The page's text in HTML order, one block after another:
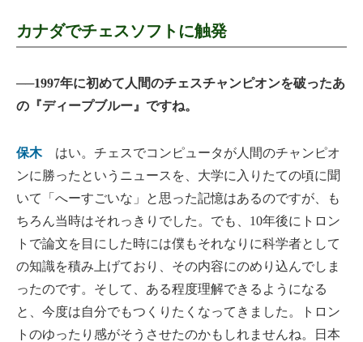
カナダでチェスソフトに触発
──1997年に初めて人間のチェスチャンピオンを破ったあ
の『ディープブルー』ですね。
保木はい。チェスでコンピュータが人間のチャンピオ
ンに勝ったというニュースを、大学に入りたての頃に聞
いて「へーすごいな」と思った記憶はあるのですが、も
ちろん当時はそれっきりでした。でも、10年後にトロン
トで論文を目にした時には僕もそれなりに科学者として
の知識を積み上げており、その内容にのめり込んでしま
ったのです。そして、ある程度理解できるようになる
と、今度は自分でもつくりたくなってきました。トロン
トのゆったり感がそうさせたのかもしれませんね。日本